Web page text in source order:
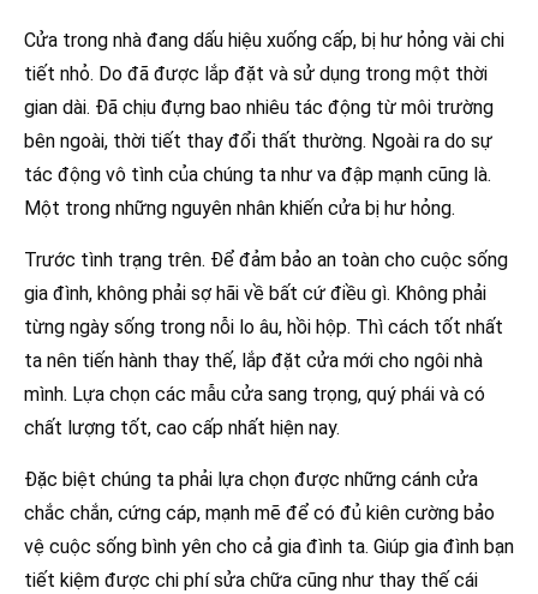
Cửa trong nhà đang dấu hiệu xuống cấp, bị hư hỏng vài chi
tiết nhỏ. Do đã được lắp đặt và sử dụng trong một thời
gian dài. Đã chịu đựng bao nhiêu tác động từ môi trường
bên ngoài, thời tiết thay đổi thất thường. Ngoài ra do sự
tác động vô tình của chúng ta như va đập mạnh cũng là.
Một trong những nguyên nhân khiến cửa bị hư hỏng.
Trước tình trạng trên. Để đảm bảo an toàn cho cuộc sống
gia đình, không phải sợ hãi về bất cứ điều gì. Không phải
từng ngày sống trong nỗi lo âu, hồi hộp. Thì cách tốt nhất
ta nên tiến hành thay thế, lắp đặt cửa mới cho ngôi nhà
mình. Lựa chọn các mẫu cửa sang trọng, quý phái và có
chất lượng tốt, cao cấp nhất hiện nay.
Đặc biệt chúng ta phải lựa chọn được những cánh cửa
chắc chắn, cứng cáp, mạnh mẽ để có đủ kiên cường bảo
vệ cuộc sống bình yên cho cả gia đình ta. Giúp gia đình bạn
tiết kiệm được chi phí sửa chữa cũng như thay thế cái